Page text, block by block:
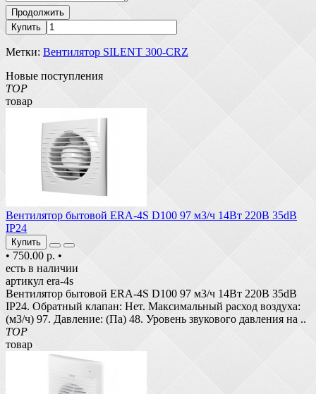
Продолжить
Купить
Метки: Вентилятор SILENT 300-CRZ
Новые поступления
TOP
товар
Вентилятор бытовой ERA-4S D100 97 м3/ч 14Вт 220В 35dB
IP24
Купить
• 750.00 р. •
есть в наличии
артикул era-4s
Вентилятор бытовой ERA-4S D100 97 м3/ч 14Вт 220В 35dB
IP24. Обратный клапан: Нет. Максимальный расход воздуха:
(м3/ч) 97. Давление: (Па) 48. Уровень звукового давления на ..
TOP
товар